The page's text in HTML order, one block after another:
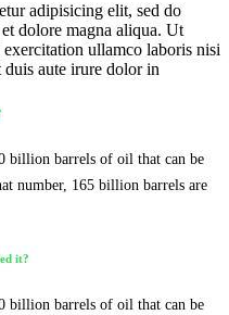
adipisicing elit, sed do
dolore magna aliqua. Ut
ullamco laboris nisi
aute irure dolor in
billion barrels of oil that can be
number, 165 billion barrels are
it?
billion barrels of oil that can be